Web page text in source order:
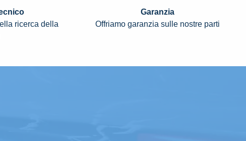
ricerca della
Garanzia
Offriamo garanzia sulle nostre parti